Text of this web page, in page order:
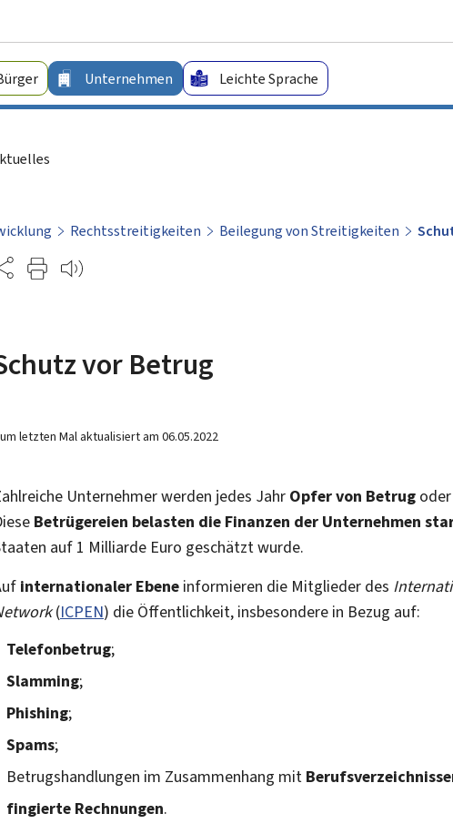
Unternehmen Leichte Sprache
Rechtsstreitigkeiten Beilegung von Streitigkeiten
Partage
vor Betrug
letzten Mal aktualisiert am 06.05.2022
Unternehmer werden jedes Jahr Opfer von Betrug
Betrügereien belasten die Finanzen der Unternehmen
auf 1 Milliarde Euro geschätzt wurde.
internationaler Ebene informieren die Mitglieder des
(ICPEN) die Öffentlichkeit, insbesondere in Bezug auf:
Telefonbetrug;
Slamming;
Phishing;
Spams;
Betrugshandlungen im Zusammenhang mit
fingierte Rechnungen.